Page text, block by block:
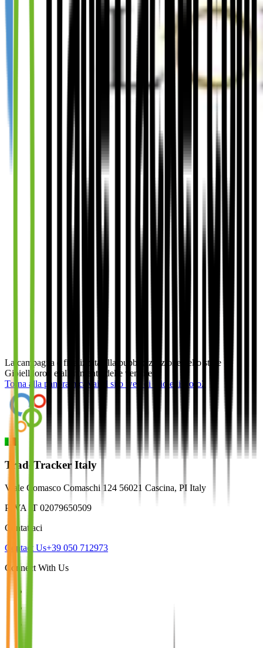
La campagna è finalizzata alla pubblicizzazione dello store
Gioielliloro2 e all'aumento delle vendite.
Torna alla panoramica Vai al sito web di Gioielli Loro2
TradeTracker Italy
Viale Comasco Comaschi 124 56021 Cascina, PI Italy
P.IVA IT 02079650509
Contattaci
Contact Us+39 050 712973
Connect With Us